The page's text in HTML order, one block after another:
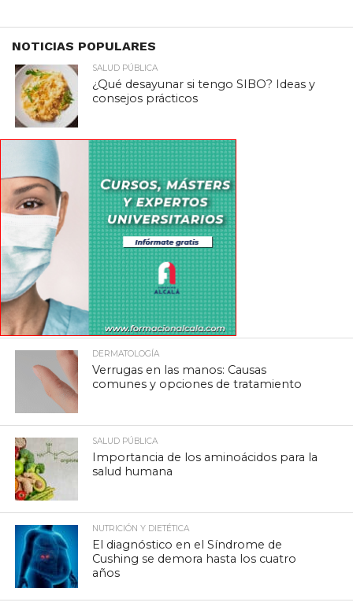
NOTICIAS POPULARES
SALUD PÚBLICA
¿Qué desayunar si tengo SIBO? Ideas y
consejos prácticos
DERMATOLOGÍA
Verrugas en las manos: Causas
comunes y opciones de tratamiento
SALUD PÚBLICA
Importancia de los aminoácidos para la
salud humana
NUTRICIÓN Y DIETÉTICA
El diagnóstico en el Síndrome de
Cushing se demora hasta los cuatro
años